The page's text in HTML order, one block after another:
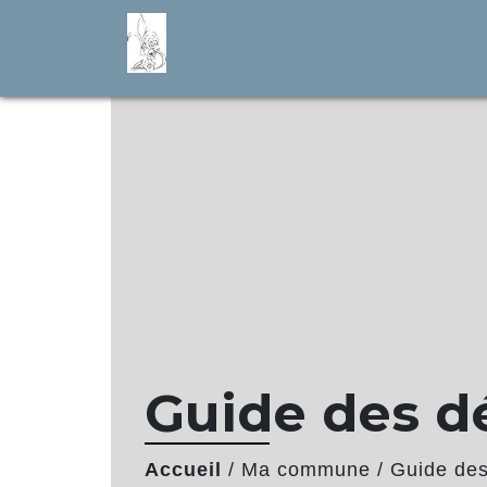
Guide des
Accueil / Ma commune / Guide